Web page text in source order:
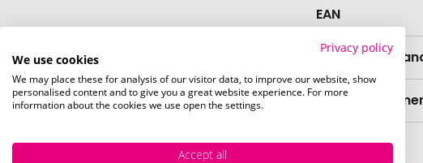
EAN
Zolltarifnummer
Farbe
Privacy policy
We use cookies
We may place these for analysis of our visitor data, to improve our website, show
personalised content and to give you a great website experience. For more
information about the cookies we use open the settings.
Accept all